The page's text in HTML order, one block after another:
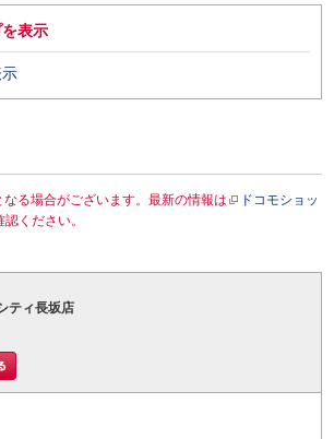
を表示
る場合がございます。最新の情報は
ドコモショッ
ください。
ティ長坂店